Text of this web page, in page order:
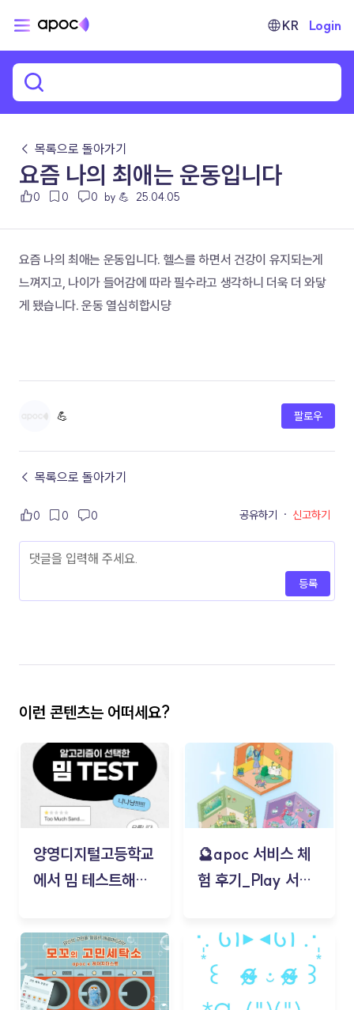
KR Login
← 목록으로 돌아가기
요즘 나의 최애는 운동입니다
0 0 0 by 💪 25.04.05
요즘 나의 최애는 운동입니다. 헬스를 하면서 건강이 유지되는게
느껴지고, 나이가 들어감에 따라 필수라고 생각하니 더욱 더 와닿
게 됐습니다. 운동 열심히합시댱
💪 팔로우
← 목록으로 돌아가기
0 0 0 공유하기 · 신고하기
등록
이런 콘텐츠는 어떠세요?
양영디지털고등학교
에서 밈 테스트해보
🔮apoc 서비스 체
험 후기_Play 서비
김태현